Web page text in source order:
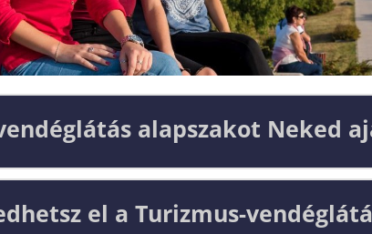
alapszakot Neked
el a Turizmus-